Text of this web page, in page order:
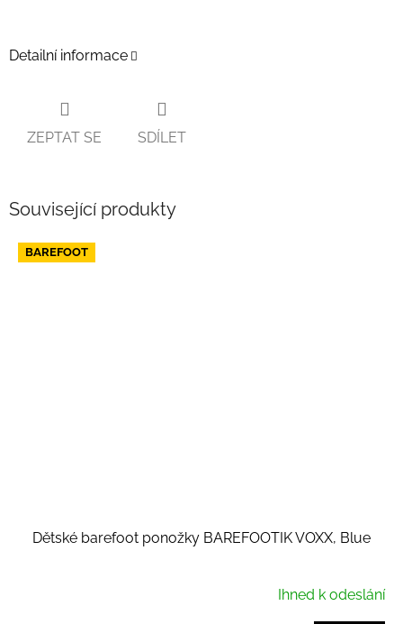
Detailní informace
ZEPTAT SE SDÍLET
Související produkty
BAREFOOT
Dětské barefoot ponožky BAREFOOTIK VOXX, Blue
Ihned k odeslání